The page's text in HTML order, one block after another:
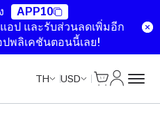
APP10
อป และรับส่วนลดเพิ่มอีก
ปพลิเคชันตอนนี้เลย!
TH USD